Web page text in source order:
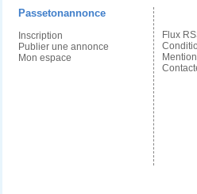
Passetonannonce
Inscription
Publier une annonce
Mon espace
Flux